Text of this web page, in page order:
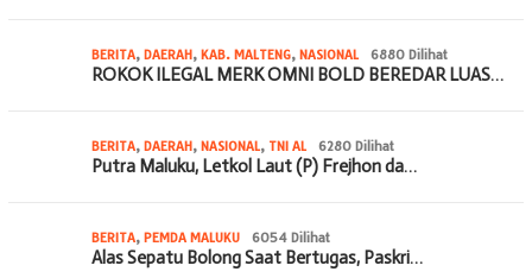
BERITA, DAERAH, KAB. MALTENG, NASIONAL 6880 Dilihat
ROKOK ILEGAL MERK OMNI BOLD BEREDAR LUAS…
BERITA, DAERAH, NASIONAL, TNI AL 6280 Dilihat
Putra Maluku, Letkol Laut (P) Frejhon da…
BERITA, PEMDA MALUKU 6054 Dilihat
Alas Sepatu Bolong Saat Bertugas, Paskri…